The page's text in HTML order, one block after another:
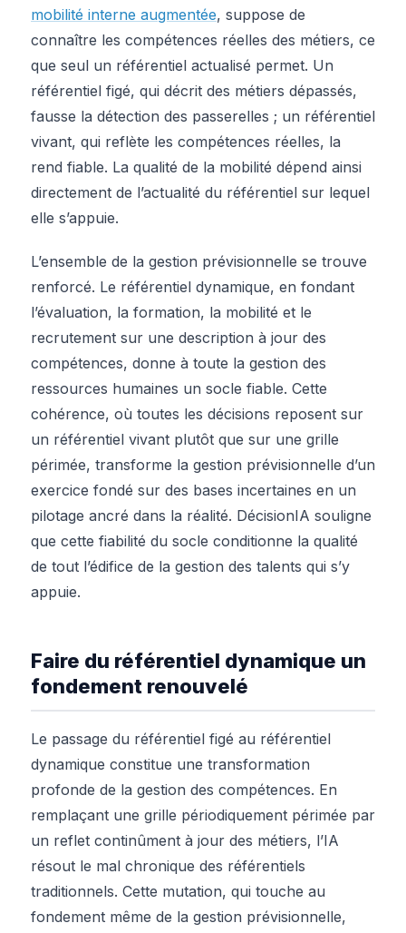
mobilité interne augmentée, suppose de
connaître les compétences réelles des métiers, ce
que seul un référentiel actualisé permet. Un
référentiel figé, qui décrit des métiers dépassés,
fausse la détection des passerelles ; un référentiel
vivant, qui reflète les compétences réelles, la
rend fiable. La qualité de la mobilité dépend ainsi
directement de l’actualité du référentiel sur lequel
elle s’appuie.
L’ensemble de la gestion prévisionnelle se trouve
renforcé. Le référentiel dynamique, en fondant
l’évaluation, la formation, la mobilité et le
recrutement sur une description à jour des
compétences, donne à toute la gestion des
ressources humaines un socle fiable. Cette
cohérence, où toutes les décisions reposent sur
un référentiel vivant plutôt que sur une grille
périmée, transforme la gestion prévisionnelle d’un
exercice fondé sur des bases incertaines en un
pilotage ancré dans la réalité. DécisionIA souligne
que cette fiabilité du socle conditionne la qualité
de tout l’édifice de la gestion des talents qui s’y
appuie.
Faire du référentiel dynamique un
fondement renouvelé
Le passage du référentiel figé au référentiel
dynamique constitue une transformation
profonde de la gestion des compétences. En
remplaçant une grille périodiquement périmée par
un reflet continûment à jour des métiers, l’IA
résout le mal chronique des référentiels
traditionnels. Cette mutation, qui touche au
fondement même de la gestion prévisionnelle,